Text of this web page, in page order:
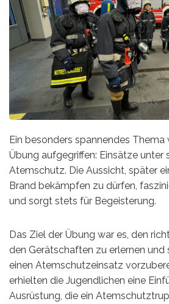
Ein besonders spannendes Thema
Übung aufgegriffen: Einsätze unter
Atemschutz. Die Aussicht, später
Brand bekämpfen zu dürfen,
und sorgt stets für Begeisterung.
Das Ziel der Übung war es, den
den Gerätschaften zu erlernen
einen Atemschutzeinsatz
erhielten die Jugendlichen eine
Ausrüstung, die ein